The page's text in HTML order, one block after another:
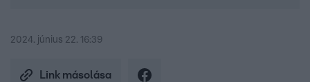
2024. június 22. 16:39
Link másolása